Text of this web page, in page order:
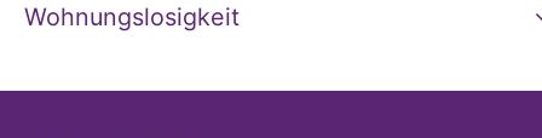
Wohnungslosigkeit